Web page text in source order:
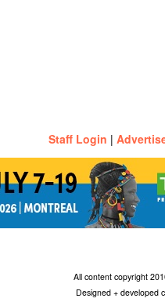
Staff Login |
All content copyright
Designed + developed